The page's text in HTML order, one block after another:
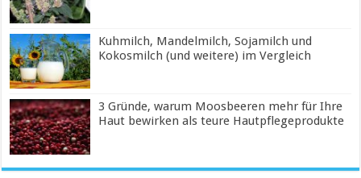
Kuhmilch, Mandelmilch, Sojamilch und
Kokosmilch (und weitere) im Vergleich
3 Gründe, warum Moosbeeren mehr für Ihre
Haut bewirken als teure Hautpflegeprodukte